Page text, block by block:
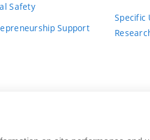
Safety
Support
Specific